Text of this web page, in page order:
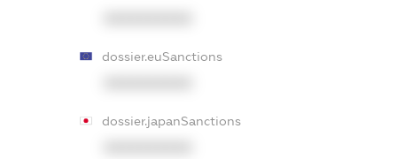
dossier.euSanctions
dossier.japanSanctions